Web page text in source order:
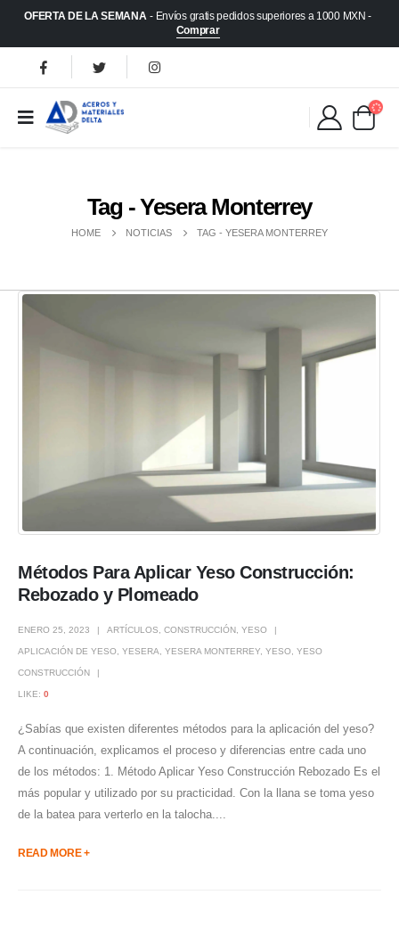
OFERTA DE LA SEMANA - Envíos gratis pedidos superiores a 1000 MXN -
Comprar
Tag - Yesera Monterrey
HOME NOTICIAS TAG - YESERA MONTERREY
Métodos Para Aplicar Yeso Construcción:
Rebozado y Plomeado
ENERO 25, 2023 ARTÍCULOS CONSTRUCCIÓN YESO
APLICACIÓN DE YESO YESERA YESERA MONTERREY YESO YESO
CONSTRUCCIÓN
LIKE: 0
¿Sabías que existen diferentes métodos para la aplicación del yeso?
A continuación, explicamos el proceso y diferencias entre cada uno
de los métodos: 1. Método Aplicar Yeso Construcción Rebozado Es el
más popular y utilizado por su practicidad. Con la llana se toma yeso
de la batea para verterlo en la talocha....
READ MORE +